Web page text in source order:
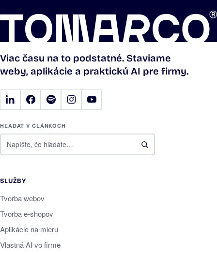
Viac času na to podstatné. Staviame
weby, aplikácie a praktickú AI pre firmy.
HĽADAŤ V ČLÁNKOCH
SLUŽBY
Tvorba webov
Tvorba e-shopov
Aplikácie na mieru
Vlastná AI vo firme